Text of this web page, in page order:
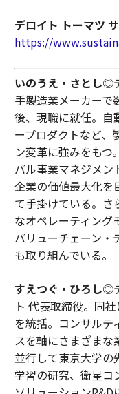
デロイト トーマツ
https://
いのうえ・さとし◎
手製造業メーカーで
後、現職に就任。自
ープロダクトなど、
ン変革に強みをもつ
バル事業マネジメン
企業の価値最大化を
て手掛けている。さ
なオペレーティング
バリューチェーン・
も取り組んでいる。
すえつぐ・ひろし◎
ト 代表取締役。同
を統括。コンサルテ
スを軸にさまざまな
並行して東京大学の
学習の研究、衛星コ